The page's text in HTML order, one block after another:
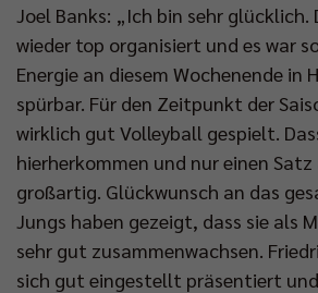
Joel Banks: „Ich bin sehr glücklich.
wieder top organisiert und es war
Energie an diesem Wochenende in
spürbar. Für den Zeitpunkt der
wirklich gut Volleyball gespielt.
hierherkommen und nur einen
großartig. Glückwunsch an das
Jungs haben gezeigt, dass sie als
sehr gut zusammenwachsen.
sich gut eingestellt präsentiert